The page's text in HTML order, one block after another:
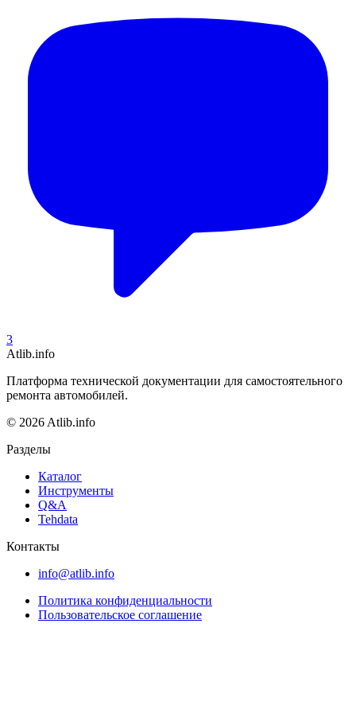
3
Atlib.info
Платформа технической документации для самостоятельного
ремонта автомобилей.
© 2026 Atlib.info
Разделы
Каталог
Инструменты
Q&A
Tehdata
Контакты
info@atlib.info
Политика конфиденциальности
Пользовательское соглашение